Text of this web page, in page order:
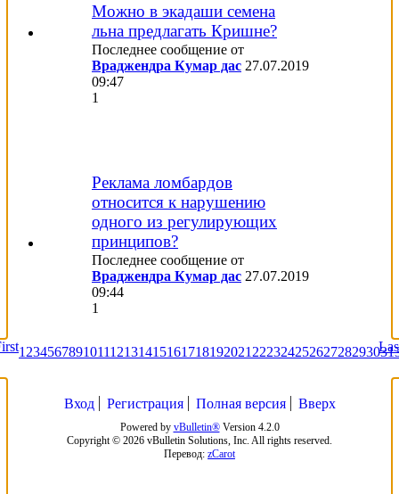
Можно в экадаши семена
льна предлагать Кришне?
Последнее сообщение от
Враджендра Кумар дас 27.07.2019
09:47
1
Реклама ломбардов
относится к нарушению
одного из регулирующих
принципов?
Последнее сообщение от
Враджендра Кумар дас 27.07.2019
09:44
1
1 23456789101112131415161718192021 22232425262728293031
Вход Регистрация Полная версия Вверх
Powered by vBulletin®Version 4.2.0
Copyright © 2026 vBulletin Solutions, Inc. All rights reserved.
Перевод: zCarot